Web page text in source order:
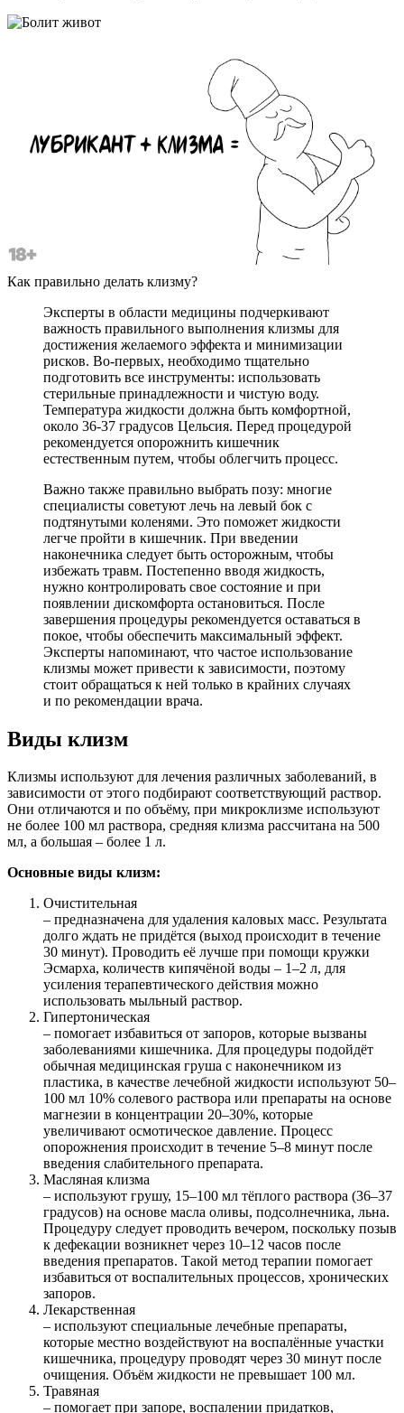
Как правильно делать клизму?
Эксперты в области медицины подчеркивают
важность правильного выполнения клизмы для
достижения желаемого эффекта и минимизации
рисков. Во-первых, необходимо тщательно
подготовить все инструменты: использовать
стерильные принадлежности и чистую воду.
Температура жидкости должна быть комфортной,
около 36-37 градусов Цельсия. Перед процедурой
рекомендуется опорожнить кишечник
естественным путем, чтобы облегчить процесс.
Важно также правильно выбрать позу: многие
специалисты советуют лечь на левый бок с
подтянутыми коленями. Это поможет жидкости
легче пройти в кишечник. При введении
наконечника следует быть осторожным, чтобы
избежать травм. Постепенно вводя жидкость,
нужно контролировать свое состояние и при
появлении дискомфорта остановиться. После
завершения процедуры рекомендуется оставаться в
покое, чтобы обеспечить максимальный эффект.
Эксперты напоминают, что частое использование
клизмы может привести к зависимости, поэтому
стоит обращаться к ней только в крайних случаях
и по рекомендации врача.
Виды клизм
Клизмы используют для лечения различных заболеваний, в
зависимости от этого подбирают соответствующий раствор.
Они отличаются и по объёму, при микроклизме используют
не более 100 мл раствора, средняя клизма рассчитана на 500
мл, а большая – более 1 л.
Основные виды клизм:
Очистительная
– предназначена для удаления каловых масс. Результата
долго ждать не придётся (выход происходит в течение
30 минут). Проводить её лучше при помощи кружки
Эсмарха, количеств кипячёной воды – 1–2 л, для
усиления терапевтического действия можно
использовать мыльный раствор.
Гипертоническая
– помогает избавиться от запоров, которые вызваны
заболеваниями кишечника. Для процедуры подойдёт
обычная медицинская груша с наконечником из
пластика, в качестве лечебной жидкости используют 50–
100 мл 10% солевого раствора или препараты на основе
магнезии в концентрации 20–30%, которые
увеличивают осмотическое давление. Процесс
опорожнения происходит в течение 5–8 минут после
введения слабительного препарата.
Масляная клизма
– используют грушу, 15–100 мл тёплого раствора (36–37
градусов) на основе масла оливы, подсолнечника, льна.
Процедуру следует проводить вечером, поскольку позыв
к дефекации возникнет через 10–12 часов после
введения препаратов. Такой метод терапии помогает
избавиться от воспалительных процессов, хронических
запоров.
Лекарственная
– используют специальные лечебные препараты,
которые местно воздействуют на воспалённые участки
кишечника, процедуру проводят через 30 минут после
очищения. Объём жидкости не превышает 100 мл.
Травяная
– помогает при запоре, воспалении придатков,